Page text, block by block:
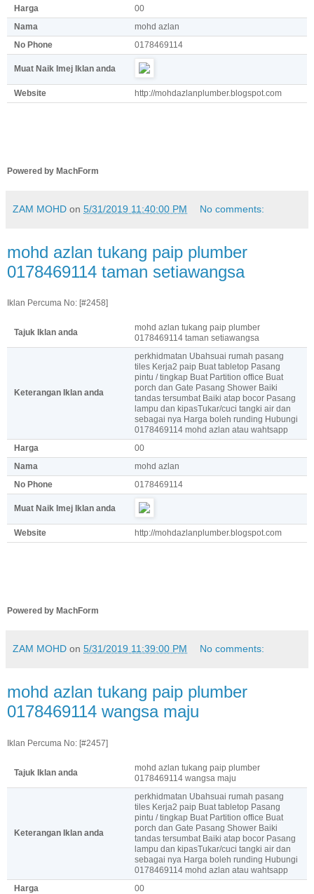
Harga
00
Nama
mohd azlan
No Phone
0178469114
Muat Naik Imej Iklan anda
Website http://mohdazlanplumber.blogspot.com
Powered by MachForm
ZAM MOHD on 5/31/2019 11:40:00 PM No comments:
mohd azlan tukang paip plumber
0178469114 taman setiawangsa
Iklan Percuma No: [#2458]
Tajuk Iklan anda
mohd azlan tukang paip plumber
0178469114 taman setiawangsa
Keterangan Iklan anda
perkhidmatan Ubahsuai rumah pasang
tiles Kerja2 paip Buat tabletop Pasang
pintu / tingkap Buat Partition office Buat
porch dan Gate Pasang Shower Baiki
tandas tersumbat Baiki atap bocor Pasang
lampu dan kipasTukar/cuci tangki air dan
sebagai nya Harga boleh runding Hubungi
0178469114 mohd azlan atau wahtsapp
Harga
00
Nama
mohd azlan
No Phone
0178469114
Muat Naik Imej Iklan anda
Website http://mohdazlanplumber.blogspot.com
Powered by MachForm
ZAM MOHD on 5/31/2019 11:39:00 PM No comments:
mohd azlan tukang paip plumber
0178469114 wangsa maju
Iklan Percuma No: [#2457]
Tajuk Iklan anda
mohd azlan tukang paip plumber
0178469114 wangsa maju
Keterangan Iklan anda
perkhidmatan Ubahsuai rumah pasang
tiles Kerja2 paip Buat tabletop Pasang
pintu / tingkap Buat Partition office Buat
porch dan Gate Pasang Shower Baiki
tandas tersumbat Baiki atap bocor Pasang
lampu dan kipasTukar/cuci tangki air dan
sebagai nya Harga boleh runding Hubungi
0178469114 mohd azlan atau wahtsapp
Harga
00